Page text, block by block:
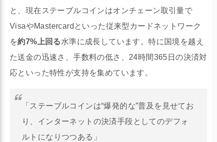
と、現在ステーブルコインはオンチェーン取引量で
VisaやMastercardといった従来型カードネットワーク
を約7%上回る水準に成長しています。特に国境を越え
た送金の迅速さ、手数料の低さ、24時間365日の決済対
応といった特性が支持を集めています。
「ステーブルコインは“爆発的な”普及を見せてお
り、インターネットの決済手段としてのデフォ
ルトになりつつある」